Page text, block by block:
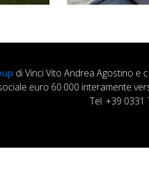
di Vinci Vito Andrea Agostino e
euro 60.000 interamente
Tel. +39 0331